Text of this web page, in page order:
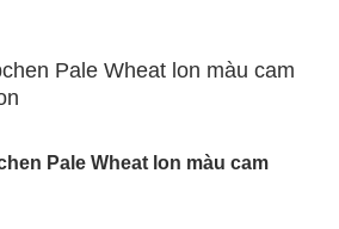
Pale Wheat lon màu cam
Pale Wheat lon màu cam